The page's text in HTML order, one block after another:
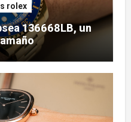
rolex
136668LB, un